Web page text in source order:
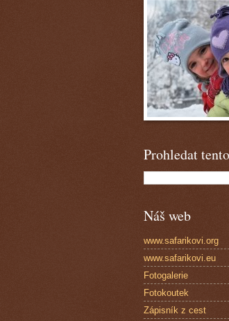
Prohledat
Náš web
www.safarikovi.org
www.safarikovi.eu
Fotogalerie
Fotokoutek
Zápisník z cest